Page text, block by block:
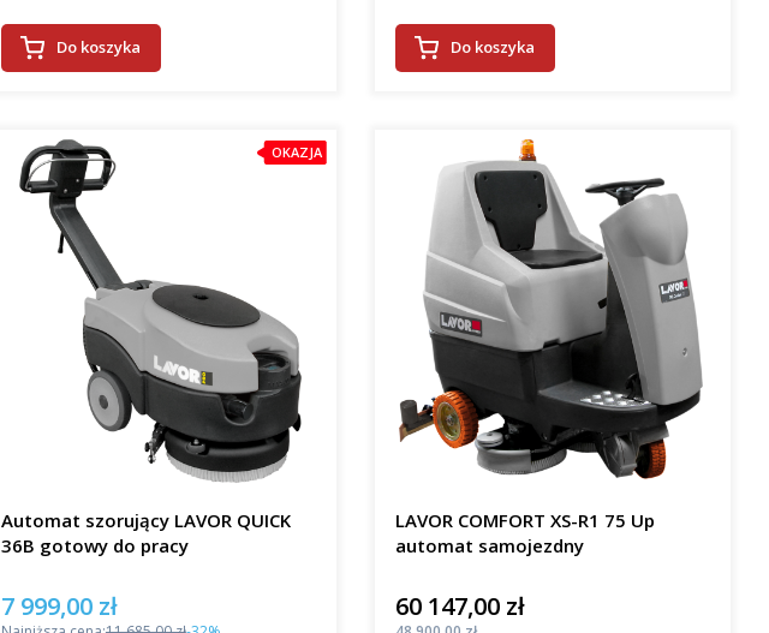
Do koszyka Do koszyka
OKAZJA
Automat szorujący LAVOR QUICK
36B gotowy do pracy
Cena promocyjna
7 999,00 zł
LAVOR COMFORT XS-R1 75 Up
automat samojezdny
Cena
60 147,00 zł